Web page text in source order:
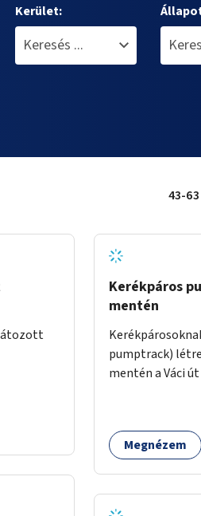
Kerület:
43-63
Kerékpáros
mentén
pumptrack)
mentén a Váci
Megnézem